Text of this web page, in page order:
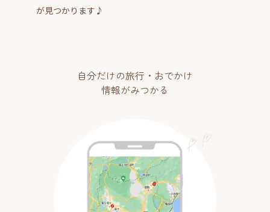
が見つかります♪
自分だけの旅行・おでかけ
情報がみつかる